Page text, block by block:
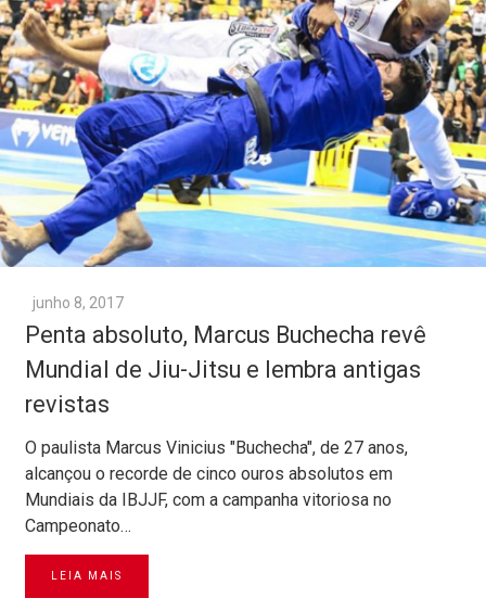
junho 8, 2017
Penta absoluto, Marcus Buchecha revê
Mundial de Jiu-Jitsu e lembra antigas
revistas
O paulista Marcus Vinicius "Buchecha", de 27 anos,
alcançou o recorde de cinco ouros absolutos em
Mundiais da IBJJF, com a campanha vitoriosa no
Campeonato…
LEIA MAIS